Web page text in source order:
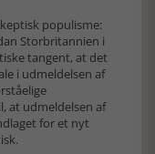
populisme:
Storbritannien i
tangent, at det
i udmeldelsen af
at udmeldelsen af
for et nyt